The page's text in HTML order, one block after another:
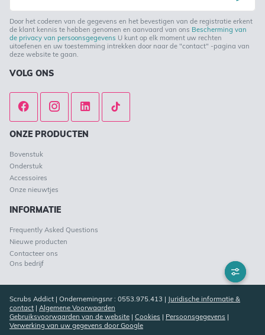
mail
in
Door het coderen van de gegevens en het bevestigen van de registratie erkent
de klant kennis te hebben genomen en aanvaard van ons Bescherming van
de privacy van persoonsgegevens U kunt op elk moment uw rechten
uitoefenen en uw toestemming intrekken door naar de "contact" -pagina van
deze website te gaan.
VOLG ONS
ONZE PRODUCTEN
Bovenstuk
Onderstuk
Accessoires
Onze nieuwtjes
INFORMATIE
Frequently Asked Questions
Nieuwe producten
Contacteer ons
Ons bedrijf
Scrubs Addict | Ondernemingsnr : 0553.975.413 |
Juridische informatie &
contact
Algemene Voorwaarden
Gebruiksvoorwaarden van de website
Cookies Persoonsgegevens
Verwerking van uw gegevens door Google